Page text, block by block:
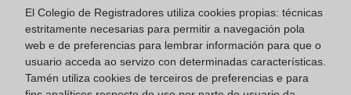
El Colegio de Registradores utiliza cookies propias: técnicas
estritamente necesarias para permitir a navegación pola
web e de preferencias para lembrar información para que o
usuario acceda ao servizo con determinadas características.
Tamén utiliza cookies de terceiros de preferencias e para